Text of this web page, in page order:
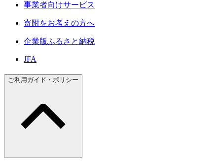
事業者向けサービス
寄附をお考えの方へ
企業版ふるさと納税
JFA
ご利用ガイド・ポリシー